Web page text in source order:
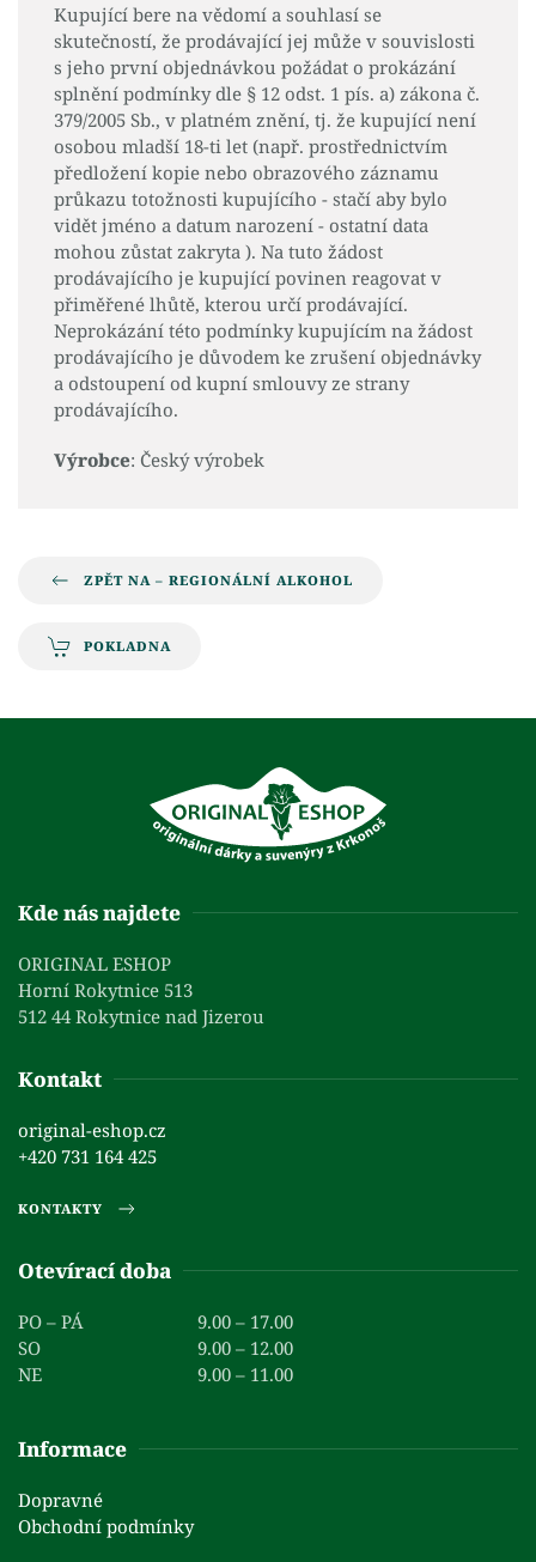
Kupující bere na vědomí a souhlasí se
skutečností, že prodávající jej může v souvislosti
s jeho první objednávkou požádat o prokázání
splnění podmínky dle § 12 odst. 1 pís. a) zákona č.
379/2005 Sb., v platném znění, tj. že kupující není
osobou mladší 18-ti let (např. prostřednictvím
předložení kopie nebo obrazového záznamu
průkazu totožnosti kupujícího - stačí aby bylo
vidět jméno a datum narození - ostatní data
mohou zůstat zakryta ). Na tuto žádost
prodávajícího je kupující povinen reagovat v
přiměřené lhůtě, kterou určí prodávající.
Neprokázání této podmínky kupujícím na žádost
prodávajícího je důvodem ke zrušení objednávky
a odstoupení od kupní smlouvy ze strany
prodávajícího.
Výrobce: Český výrobek
ZPĚT NA – REGIONÁLNÍ ALKOHOL
POKLADNA
Kde nás najdete
ORIGINAL ESHOP
Horní Rokytnice 513
512 44 Rokytnice nad Jizerou
Kontakt
original-eshop.cz
+420 731 164 425
KONTAKTY
Otevírací doba
PO – PÁ
9.00 – 17.00
SO
9.00 – 12.00
NE
9.00 – 11.00
Informace
Dopravné
Obchodní podmínky